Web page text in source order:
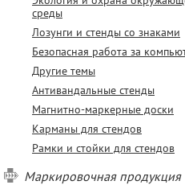
среды
Лозунги и стенды со знаками
Безопасная работа за
Другие темы
Антивандальные стенды
Магнитно-маркерные доски
Карманы для стендов
Рамки и стойки для стендов
Маркировочная продукция